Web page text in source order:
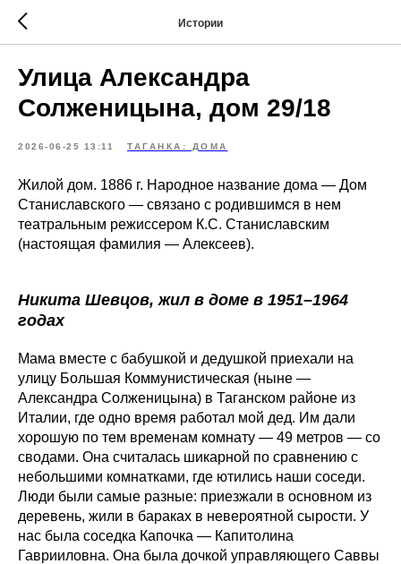
Истории
Улица Александра
Солженицына, дом 29/18
2026-06-25 13:11 ТАГАНКА: ДОМА
Жилой дом. 1886 г. Народное название дома — Дом
Станиславского — связано с родившимся в нем
театральным режиссером К.С. Станиславским
(настоящая фамилия — Алексеев).
Никита Шевцов, жил в доме в 1951–1964
годах
Мама вместе с бабушкой и дедушкой приехали на
улицу Большая Коммунистическая (ныне —
Александра Солженицына) в Таганском районе из
Италии, где одно время работал мой дед. Им дали
хорошую по тем временам комнату — 49 метров — со
сводами. Она считалась шикарной по сравнению с
небольшими комнатками, где ютились наши соседи.
Люди были самые разные: приезжали в основном из
деревень, жили в бараках в невероятной сырости. У
нас была соседка Капочка — Капитолина
Гаврииловна. Она была дочкой управляющего Саввы